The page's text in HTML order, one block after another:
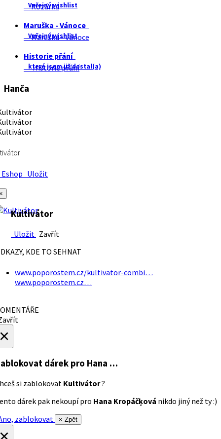
Veřejný wishlist
Rozárka
Maruška - Vánoce
Veřejný wishlist
Maruška - Vánoce
Historie přání
které jsem již dostal(a)
Historie přání
Hanča
Uložit
Kultivátor
Uložit Zavřít
KDE TO SEHNAT
www.poporostem.cz/kultivator-combi…
www.poporostem.cz…
dárek pro Hana …
si zablokovat Kultivátor?
dárek pak nekoupí pro Hana Kropáčķová nikdo jiný než ty :)
zablokovat
× Zpět